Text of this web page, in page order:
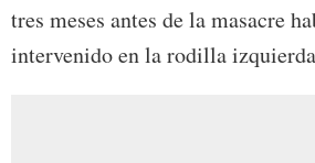
tres meses antes de la masacre
intervenido en la rodilla